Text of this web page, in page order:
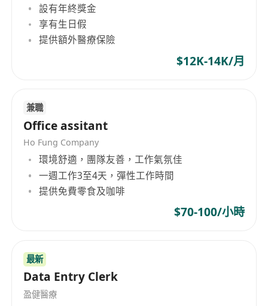
設有年終獎金
享有生日假
提供額外醫療保險
$12K-14K/月
兼職
Office assitant
Ho Fung Company
環境舒適，團隊友善，工作氣氛佳
一週工作3至4天，彈性工作時間
提供免費零食及咖啡
$70-100/小時
最新
Data Entry Clerk
盈健醫療